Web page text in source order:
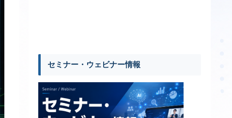
セミナー・ウェビナー情報